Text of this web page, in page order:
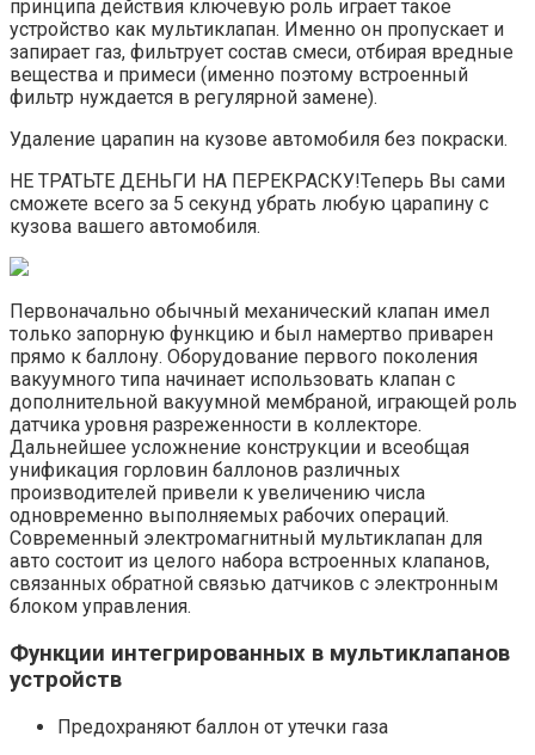
принципа действия ключевую роль играет такое
устройство как мультиклапан. Именно он пропускает и
запирает газ, фильтрует состав смеси, отбирая вредные
вещества и примеси (именно поэтому встроенный
фильтр нуждается в регулярной замене).
Удаление царапин на кузове автомобиля без покраски.
НЕ ТРАТЬТЕ ДЕНЬГИ НА ПЕРЕКРАСКУ!Теперь Вы сами
сможете всего за 5 секунд убрать любую царапину с
кузова вашего автомобиля.
Первоначально обычный механический клапан имел
только запорную функцию и был намертво приварен
прямо к баллону. Оборудование первого поколения
вакуумного типа начинает использовать клапан с
дополнительной вакуумной мембраной, играющей роль
датчика уровня разреженности в коллекторе.
Дальнейшее усложнение конструкции и всеобщая
унификация горловин баллонов различных
производителей привели к увеличению числа
одновременно выполняемых рабочих операций.
Современный электромагнитный мультиклапан для
авто состоит из целого набора встроенных клапанов,
связанных обратной связью датчиков с электронным
блоком управления.
Функции интегрированных в мультиклапанов
устройств
Предохраняют баллон от утечки газа